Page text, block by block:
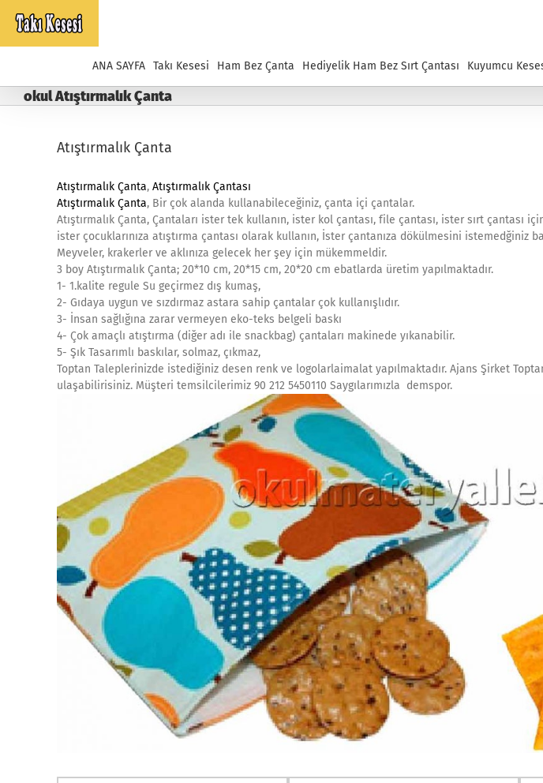
ANA SAYFA Takı Kesesi Ham Bez Çanta Hediyelik Ham Bez Sırt Çantası Kuyumcu
okul Atıştırmalık Çanta
Atıştırmalık Çanta
Atıştırmalık Çanta, Atıştırmalık Çantası
Atıştırmalık Çanta, Bir çok alanda kullanabileceğiniz, çanta içi çantalar.
Atıştırmalık Çanta, Çantaları ister tek kullanın, ister kol çantası, file çantası, ister sırt çantası
ister çocuklarınıza atıştırma çantası olarak kullanın, İster çantanıza dökülmesini istemedğiniz
Meyveler, krakerler ve aklınıza gelecek her şey için mükemmeldir.
3 boy Atıştırmalık Çanta; 20*10 cm, 20*15 cm, 20*20 cm ebatlarda üretim yapılmaktadır.
1- 1.kalite regule Su geçirmez dış kumaş,
2- Gıdaya uygun ve sızdırmaz astara sahip çantalar çok kullanışlıdır.
3- İnsan sağlığına zarar vermeyen eko-teks belgeli baskı
4- Çok amaçlı atıştırma (diğer adı ile snackbag) çantaları makinede yıkanabilir.
5- Şık Tasarımlı baskılar, solmaz, çıkmaz,
Toptan Taleplerinizde istediğiniz desen renk ve logolarlaimalat yapılmaktadır. Ajans Şirket
ulaşabilirisiniz. Müşteri temsilcilerimiz 90 212 5450110 Saygılarımızla demspor.